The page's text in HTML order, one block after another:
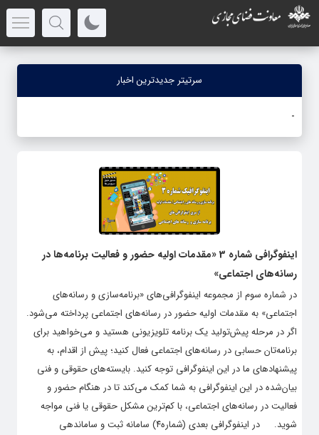
سرتیتر جدیدترین اخبار
جنگ
اینفوگرافی‌ شماره 3 «مقدمات اولیه حضور و فعالیت برنامه‌ها در
رسانه‌های اجتماعی»
در شماره سوم از مجموعه اینفوگرافی‌های «برنامه‌سازی و رسانه‌های
اجتماعی» به مقدمات اولیه حضور در رسانه‌های اجتماعی پرداخته می‌شود.
اگر در مرحله پیش‌تولید یک برنامه تلویزیونی هستید و می‌خواهید برای
برنامه‌تان حسابی در رسانه‌های اجتماعی فعال کنید؛ پیش از اقدام، به
پیشنهادهای ما در این اینفوگرافی توجه کنید. بایسته‌های حقوقی و فنی
بیان‌شده در این اینفوگرافی به شما کمک می‌کند تا در هنگام حضور و
فعالیت در رسانه‌های اجتماعی، با کم‌ترین مشکل حقوقی یا فنی مواجه
شوید. در اینفوگرافی‌ بعدی (شماره۴) سامانه ثبت و ساماندهی